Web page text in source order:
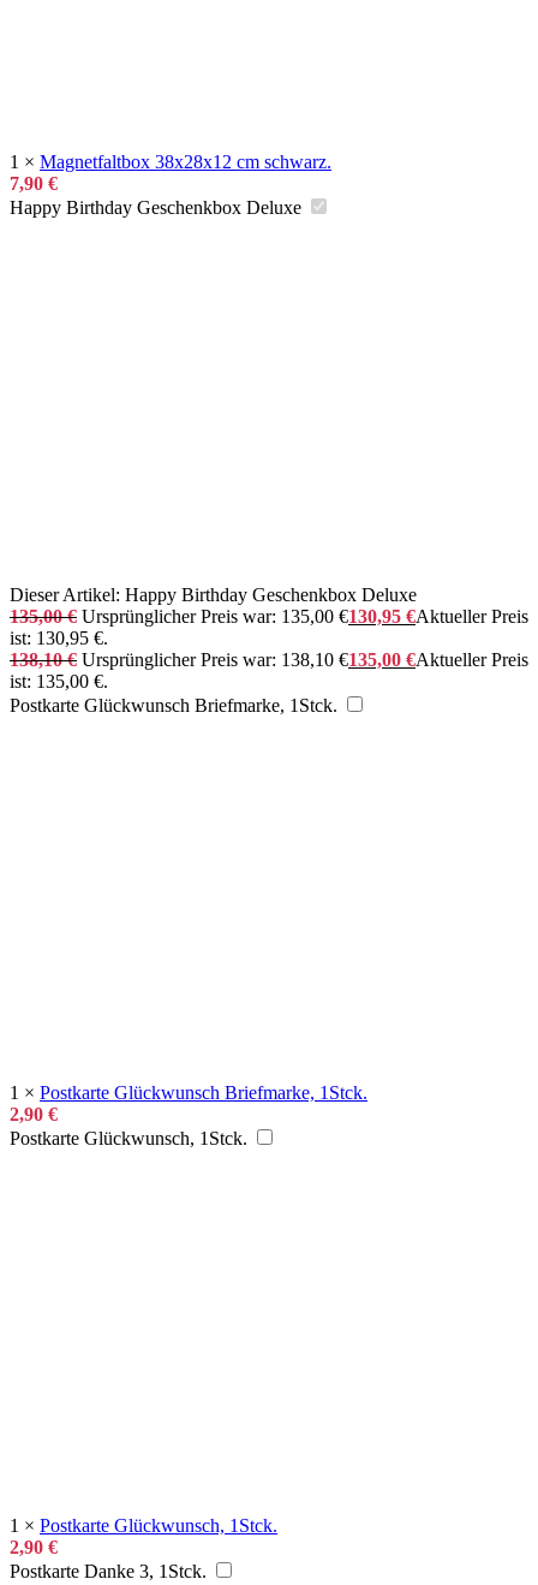
1 × Magnetfaltbox 38x28x12 cm schwarz.
7,90 €
Happy Birthday Geschenkbox Deluxe
Dieser Artikel: Happy Birthday Geschenkbox Deluxe
135,00€ Ursprünglicher Preis war: 135,00 €130,95 €Aktueller Preis
ist: 130,95 €.
138,10€ Ursprünglicher Preis war: 138,10 €135,00 €Aktueller Preis
ist: 135,00 €.
Postkarte Glückwunsch Briefmarke, 1Stck.
1 × Postkarte Glückwunsch Briefmarke, 1Stck.
2,90 €
Postkarte Glückwunsch, 1Stck.
1 × Postkarte Glückwunsch, 1Stck.
2,90 €
Postkarte Danke 3, 1Stck.